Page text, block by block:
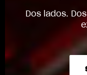
Dos lados.